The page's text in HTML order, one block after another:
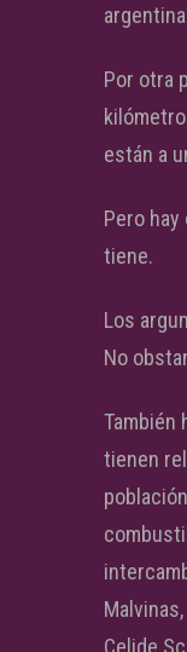
Por otra
están a
Pero
tiene.
Los
No
También
tienen
Celide